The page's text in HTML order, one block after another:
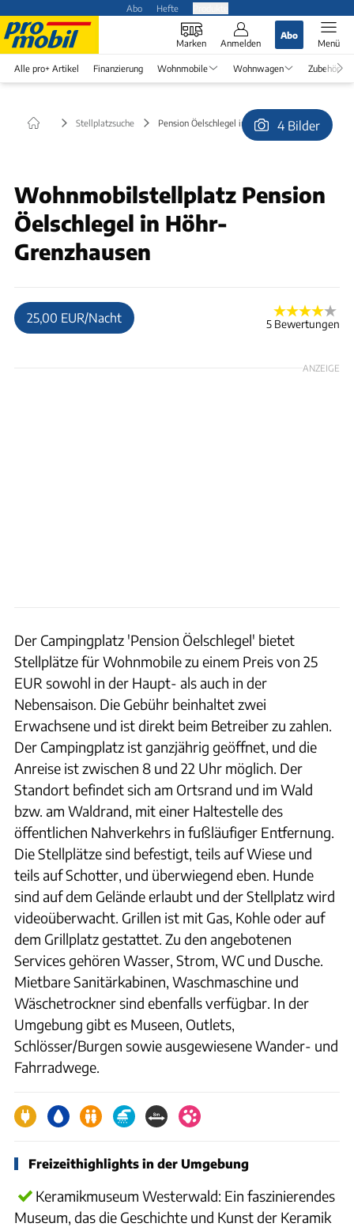
Abo Hefte
Marken Anmelden
Abo
Menü
Alle pro+ Artikel Finanzierung Wohnmobile Wohnwagen Zubehör
Stellplatzsuche Pension Öelschlegel in Höhr-Grenzhausen
4 Bilder
Wohnmobilstellplatz Pension
Öelschlegel in Höhr-
Grenzhausen
25,00 EUR/Nacht 5 Bewertungen
ANZEIGE
Der Campingplatz 'Pension Öelschlegel' bietet
Stellplätze für Wohnmobile zu einem Preis von 25
EUR sowohl in der Haupt- als auch in der
Nebensaison. Die Gebühr beinhaltet zwei
Erwachsene und ist direkt beim Betreiber zu zahlen.
Der Campingplatz ist ganzjährig geöffnet, und die
Anreise ist zwischen 8 und 22 Uhr möglich. Der
Standort befindet sich am Ortsrand und im Wald
bzw. am Waldrand, mit einer Haltestelle des
öffentlichen Nahverkehrs in fußläufiger Entfernung.
Die Stellplätze sind befestigt, teils auf Wiese und
teils auf Schotter, und überwiegend eben. Hunde
sind auf dem Gelände erlaubt und der Stellplatz wird
videoüberwacht. Grillen ist mit Gas, Kohle oder auf
dem Grillplatz gestattet. Zu den angebotenen
Services gehören Wasser, Strom, WC und Dusche.
Mietbare Sanitärkabinen, Waschmaschine und
Wäschetrockner sind ebenfalls verfügbar. In der
Umgebung gibt es Museen, Outlets,
Schlösser/Burgen sowie ausgewiesene Wander- und
Fahrradwege.
Freizeithighlights in der Umgebung
Keramikmuseum Westerwald: Ein faszinierendes
Museum, das die Geschichte und Kunst der Keramik